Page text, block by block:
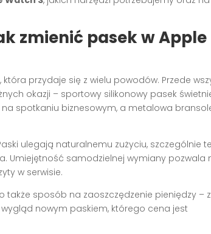
zmienić pasek w Apple
przydaje się z wielu powodów. Przede
okazji – sportowy silikonowy pasek
spotkaniu biznesowym, a metalowa
ulegają naturalnemu zużyciu, szczególnie te
Umiejętność samodzielnej wymiany pozwala
w serwisie.
także sposób na zaoszczędzenie pieniędzy –
nowym paskiem, którego cena jest